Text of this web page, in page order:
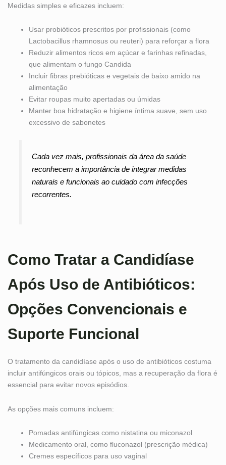
Medidas simples e eficazes incluem:
Usar probióticos prescritos por profissionais (como
Lactobacillus rhamnosus ou reuteri) para reforçar a flora
Reduzir alimentos ricos em açúcar e farinhas refinadas,
que alimentam o fungo Candida
Incluir fibras prebióticas e vegetais de baixo amido na
alimentação
Evitar roupas muito apertadas ou úmidas
Manter boa hidratação e higiene íntima suave, sem uso
excessivo de sabonetes
Cada vez mais, profissionais da área da saúde
reconhecem a importância de integrar medidas
naturais e funcionais ao cuidado com infecções
recorrentes.
Como Tratar a Candidíase
Após Uso de Antibióticos:
Opções Convencionais e
Suporte Funcional
O tratamento da candidíase após o uso de antibióticos costuma
incluir antifúngicos orais ou tópicos, mas a recuperação da flora é
essencial para evitar novos episódios.
As opções mais comuns incluem:
Pomadas antifúngicas como nistatina ou miconazol
Medicamento oral, como fluconazol (prescrição médica)
Cremes específicos para uso vaginal